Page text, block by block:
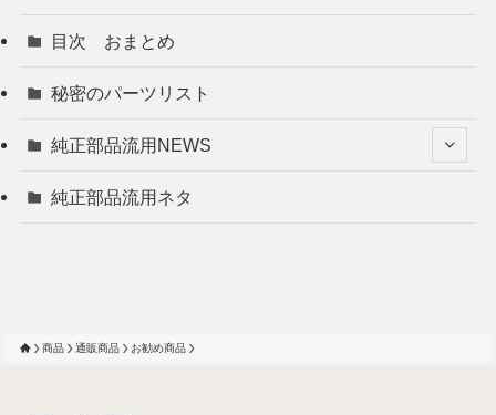
目次 おまとめ
秘密のパーツリスト
純正部品流用NEWS
純正部品流用ネタ
商品 通販商品 お勧め商品